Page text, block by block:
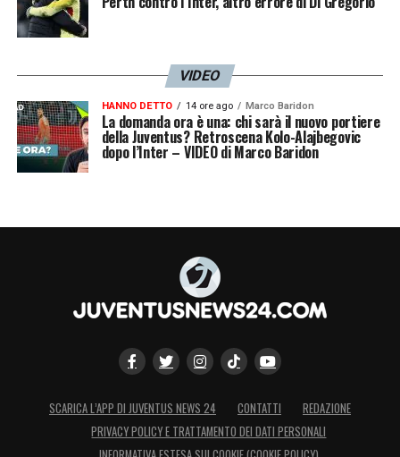
VIDEO
HANNO DETTO 14 ore ago Marco Baridon
La domanda ora è una: chi sarà il nuovo portiere
della Juventus? Retroscena Kolo-Alajbegovic
dopo l’Inter – VIDEO di Marco Baridon
SCARICA L’APP DI JUVENTUS NEWS 24 CONTATTI
REDAZIONE
PRIVACY POLICY E TRATTAMENTO DEI DATI PERSONALI